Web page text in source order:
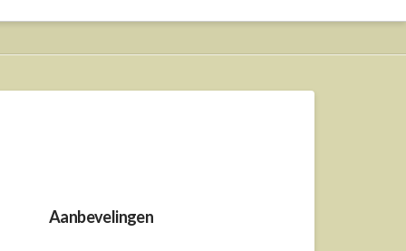
Aanbevelingen